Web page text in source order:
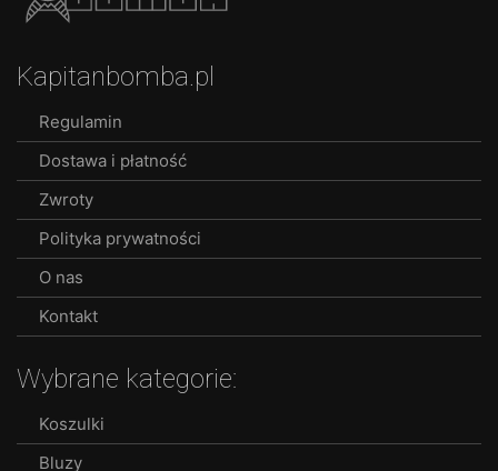
Kapitanbomba.pl
Regulamin
Dostawa i płatność
Zwroty
Polityka prywatności
O nas
Kontakt
Wybrane kategorie:
Koszulki
Bluzy